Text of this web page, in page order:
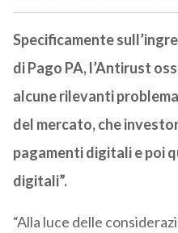
Specificamente
di Pago PA, l’Antirust
alcune rilevanti
del mercato, che
pagamenti digitali e poi
digitali”.
“Alla luce delle